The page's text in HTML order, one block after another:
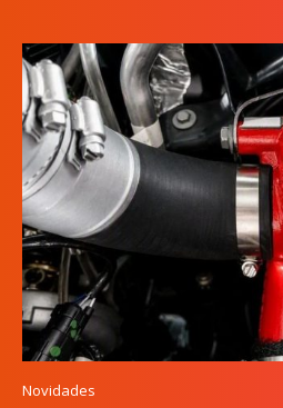
Novidades